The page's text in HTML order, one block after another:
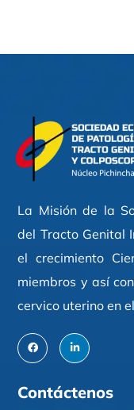
La Misión de la
del Tracto Genital
el crecimiento
miembros y así
cervico uterino en
Contáctenos